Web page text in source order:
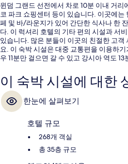
윈덤 그랜드 선전에서 차로 10분 이내 거리
코 파크 쇼핑센터 등이 있습니다. 이곳에
페 및 바/라운지가 있어 간단한 식사나 한
다. 이 럭셔리 호텔의 기타 편의 시설과 서
있습니다. 많은 분들이 이곳의 친절한 고객
요. 이 숙박 시설은 대중 교통편을 이용하
우 11분만 걸으면 갈 수 있고 강시아 역도
이 숙박 시설에 대한
한눈에 살펴보기
호텔 규모
268개 객실
총 35층 규모